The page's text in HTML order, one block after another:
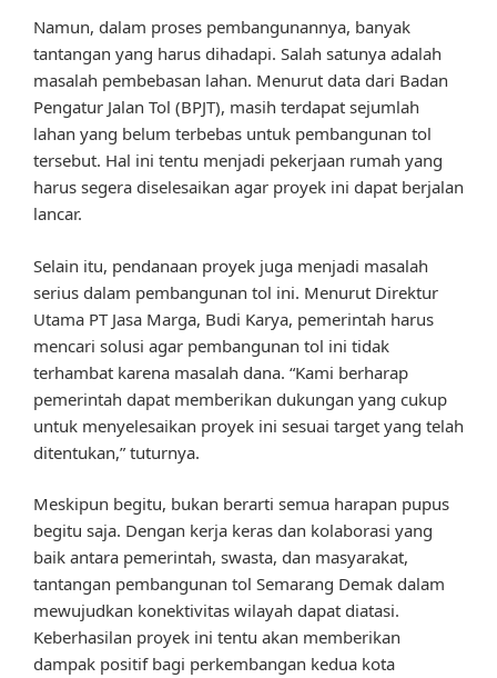
Namun, dalam proses pembangunannya, banyak
tantangan yang harus dihadapi. Salah satunya adalah
masalah pembebasan lahan. Menurut data dari Badan
Pengatur Jalan Tol (BPJT), masih terdapat sejumlah
lahan yang belum terbebas untuk pembangunan tol
tersebut. Hal ini tentu menjadi pekerjaan rumah yang
harus segera diselesaikan agar proyek ini dapat berjalan
lancar.
Selain itu, pendanaan proyek juga menjadi masalah
serius dalam pembangunan tol ini. Menurut Direktur
Utama PT Jasa Marga, Budi Karya, pemerintah harus
mencari solusi agar pembangunan tol ini tidak
terhambat karena masalah dana. “Kami berharap
pemerintah dapat memberikan dukungan yang cukup
untuk menyelesaikan proyek ini sesuai target yang telah
ditentukan,” tuturnya.
Meskipun begitu, bukan berarti semua harapan pupus
begitu saja. Dengan kerja keras dan kolaborasi yang
baik antara pemerintah, swasta, dan masyarakat,
tantangan pembangunan tol Semarang Demak dalam
mewujudkan konektivitas wilayah dapat diatasi.
Keberhasilan proyek ini tentu akan memberikan
dampak positif bagi perkembangan kedua kota